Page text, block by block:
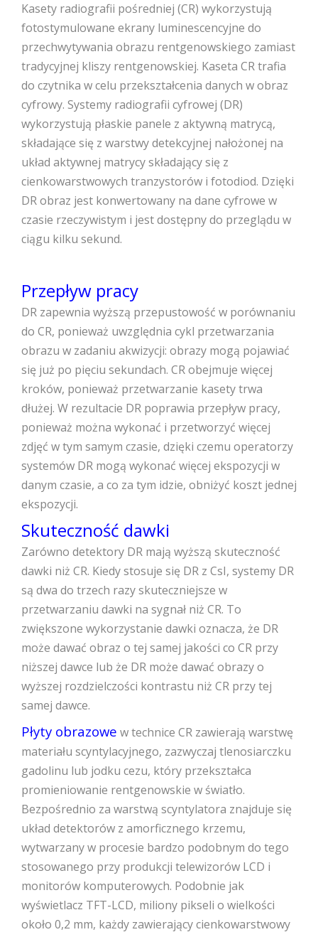
Kasety radiografii pośredniej (CR) wykorzystują
fotostymulowane ekrany luminescencyjne do
przechwytywania obrazu rentgenowskiego zamiast
tradycyjnej kliszy rentgenowskiej. Kaseta CR trafia
do czytnika w celu przekształcenia danych w obraz
cyfrowy. Systemy radiografii cyfrowej (DR)
wykorzystują płaskie panele z aktywną matrycą,
składające się z warstwy detekcyjnej nałożonej na
układ aktywnej matrycy składający się z
cienkowarstwowych tranzystorów i fotodiod. Dzięki
DR obraz jest konwertowany na dane cyfrowe w
czasie rzeczywistym i jest dostępny do przeglądu w
ciągu kilku sekund.
Przepływ pracy
DR zapewnia wyższą przepustowość w porównaniu
do CR, ponieważ uwzględnia cykl przetwarzania
obrazu w zadaniu akwizycji: obrazy mogą pojawiać
się już po pięciu sekundach. CR obejmuje więcej
kroków, ponieważ przetwarzanie kasety trwa
dłużej. W rezultacie DR poprawia przepływ pracy,
ponieważ można wykonać i przetworzyć więcej
zdjęć w tym samym czasie, dzięki czemu operatorzy
systemów DR mogą wykonać więcej ekspozycji w
danym czasie, a co za tym idzie, obniżyć koszt jednej
ekspozycji.
Skuteczność dawki
Zarówno detektory DR mają wyższą skuteczność
dawki niż CR. Kiedy stosuje się DR z CsI, systemy DR
są dwa do trzech razy skuteczniejsze w
przetwarzaniu dawki na sygnał niż CR. To
zwiększone wykorzystanie dawki oznacza, że ​​DR
może dawać obraz o tej samej jakości co CR przy
niższej dawce lub że DR może dawać obrazy o
wyższej rozdzielczości kontrastu niż CR przy tej
samej dawce.
Płyty obrazowe w technice CR zawierają warstwę
materiału scyntylacyjnego, zazwyczaj tlenosiarczku
gadolinu lub jodku cezu, który przekształca
promieniowanie rentgenowskie w światło.
Bezpośrednio za warstwą scyntylatora znajduje się
układ detektorów z amorficznego krzemu,
wytwarzany w procesie bardzo podobnym do tego
stosowanego przy produkcji telewizorów LCD i
monitorów komputerowych. Podobnie jak
wyświetlacz TFT-LCD, miliony pikseli o wielkości
około 0,2 mm, każdy zawierający cienkowarstwowy